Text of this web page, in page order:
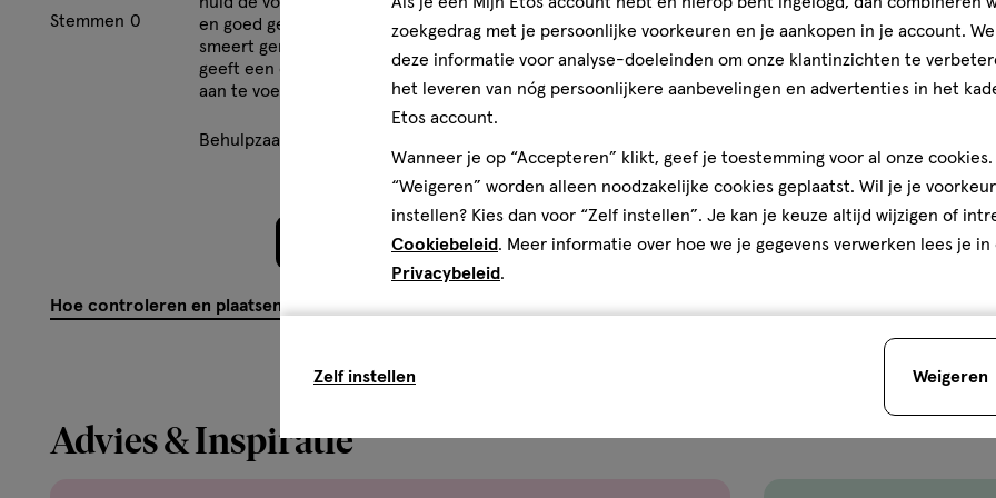
Stemmen 0
en goed gehydrateerd aan. De crème
smeert gemakkelijk uit, trekt snel in en
geeft een comfortabel gevoel zonder vet
aan te voelen. Een fijne nachtverzorging.
Behulpzaam?
Gebruiksgemak
Gebruiksgemak, 5.0 van 5
5.0
Meer laden
Hoe controleren en plaatsen wij reviews?
Je bespaart
Advies & Inspiratie
zoekgedrag met je persoonlijke voorkeuren en je aankopen in je account.
deze informatie voor analyse-doeleinden om onze klantinzichten te
het leveren van nóg persoonlijkere aanbevelingen en advertenties in het
Etos account.
Wanneer je op “Accepteren” klikt, geef je toestemming voor al onze cookies.
“Weigeren” worden alleen noodzakelijke cookies geplaatst. Wil je je
instellen? Kies dan voor “Zelf instellen”. Je kan je keuze altijd wijzigen of
Cookiebeleid. Meer informatie over hoe we je gegevens verwerken lees je in
Privacybeleid.
Zelf instellen Weigeren